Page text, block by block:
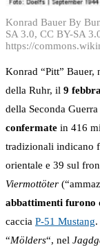
Konrad Bauer By
SA 3.0, CC BY-SA
https://
Konrad “Pitt” Bauer,
della Ruhr, il 9
della Seconda
confermate in 416
tradizionali indicano
orientale e 39 sul
Viermottöter
abbattimenti
caccia P-51 Mustang
“Mölders“, nel